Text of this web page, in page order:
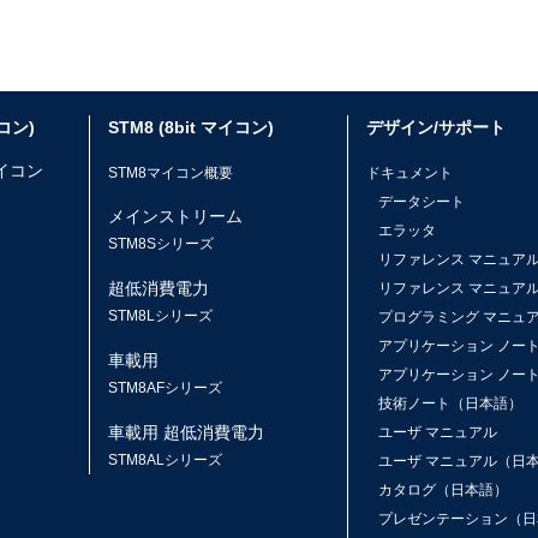
ン)
コン
STM8 (8bit マイコン)
STM8マイコン概要
メインストリーム
STM8Sシリーズ
超低消費電力
STM8Lシリーズ
車載用
STM8AFシリーズ
車載用 超低消費電力
STM8ALシリーズ
デザイン/サポート
ドキュメント
データシート
エラッタ
リファレンス マニュア
リファレンス マニュア
プログラミング マニュ
アプリケーション ノー
アプリケーション ノー
技術ノート（日本語）
ユーザ マニュアル
ユーザ マニュアル（日
カタログ（日本語）
プレゼンテーション（